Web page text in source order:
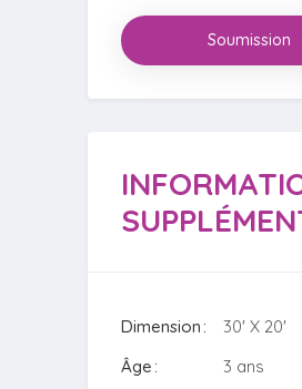
Soumission
Dimension
30' X 20'
Âge
3 ans